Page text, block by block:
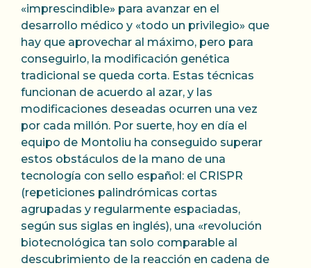
«imprescindible» para avanzar en el
desarrollo médico y «todo un privilegio» que
hay que aprovechar al máximo, pero para
conseguirlo, la modificación genética
tradicional se queda corta. Estas técnicas
funcionan de acuerdo al azar, y las
modificaciones deseadas ocurren una vez
por cada millón. Por suerte, hoy en día el
equipo de Montoliu ha conseguido superar
estos obstáculos de la mano de una
tecnología con sello español: el CRISPR
(repeticiones palindrómicas cortas
agrupadas y regularmente espaciadas,
según sus siglas en inglés), una «revolución
biotecnológica tan solo comparable al
descubrimiento de la reacción en cadena de